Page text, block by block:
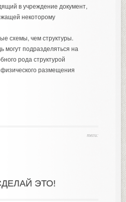
в учреждение документ,
некоторому
схемы, чем структуры.
могут подразделяться на
рода структурой
размещения
теги:
ЭТО!